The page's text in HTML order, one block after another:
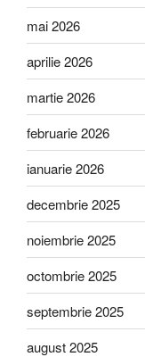
mai 2026
aprilie 2026
martie 2026
februarie 2026
ianuarie 2026
decembrie 2025
noiembrie 2025
octombrie 2025
septembrie 2025
august 2025